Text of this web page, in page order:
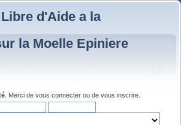
d'Aide a la
la Moelle Epiniere
. Merci de vous connecter ou de vous inscrire